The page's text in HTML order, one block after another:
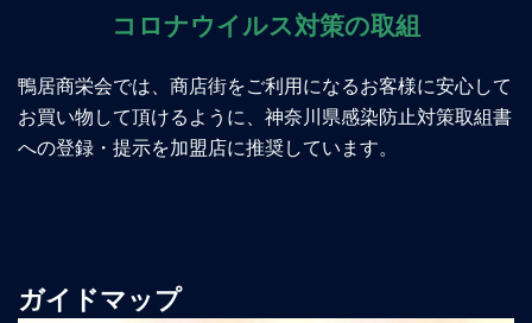
コロナウイルス対策の取組
鴨居商栄会では、商店街をご利用になるお客様に安心して
お買い物して頂けるように、神奈川県感染防止対策取組書
への登録・提示を加盟店に推奨しています。
ガイドマップ